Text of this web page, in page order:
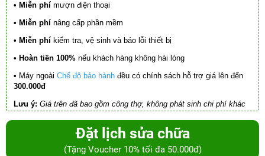
• Miễn phí mượn điện thoại
• Miễn phí nâng cấp phần mềm
• Miễn phí kiểm tra, vệ sinh và báo lỗi thiết bị
• Hoàn tiền 100% nếu khách hàng không hài lòng
• Máy ngoài Chế độ bảo hành đều có chính sách hỗ trợ giá lên đến
300.000đ
Lưu ý: Giá trên đã bao gồm công thợ, không phát sinh chi phí khác
Đặt lịch sửa chữa
(Tặng Voucher 10% tối đa 50.000đ)